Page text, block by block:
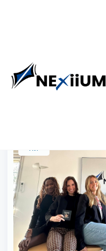
News
Avr